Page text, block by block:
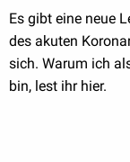
Es gibt eine neue
des akuten
sich. Warum ich
bin, lest ihr hier.